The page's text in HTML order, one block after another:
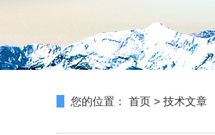
您的位置： 首页 > 技术文章